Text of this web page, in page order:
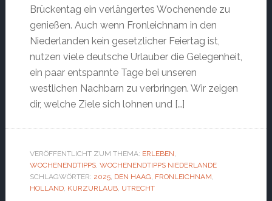
Brückentag ein verlängertes Wochenende zu
genießen. Auch wenn Fronleichnam in den
Niederlanden kein gesetzlicher Feiertag ist,
nutzen viele deutsche Urlauber die Gelegenheit,
ein paar entspannte Tage bei unseren
westlichen Nachbarn zu verbringen. Wir zeigen
dir, welche Ziele sich lohnen und […]
VERÖFFENTLICHT ZUM THEMA: ERLEBEN,
WOCHENENDTIPPS, WOCHENENDTIPPS NIEDERLANDE
SCHLAGWÖRTER: 2025, DEN HAAG, FRONLEICHNAM,
HOLLAND, KURZURLAUB, UTRECHT